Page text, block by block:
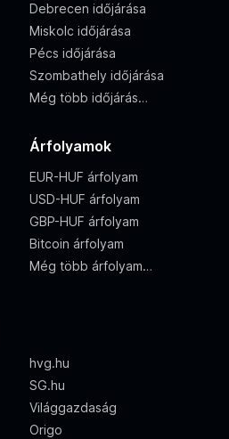
Debrecen időjárása
Miskolc időjárása
Pécs időjárása
Szombathely időjárása
Még több időjárás…
Árfolyamok
EUR-HUF árfolyam
USD-HUF árfolyam
GBP-HUF árfolyam
Bitcoin árfolyam
Még több árfolyam…
hvg.hu
SG.hu
Világgazdaság
Origo